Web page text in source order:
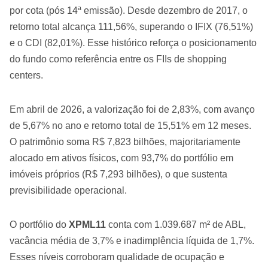
por cota (pós 14ª emissão). Desde dezembro de 2017, o
retorno total alcança 111,56%, superando o IFIX (76,51%)
e o CDI (82,01%). Esse histórico reforça o posicionamento
do fundo como referência entre os FIIs de shopping
centers.
Em abril de 2026, a valorização foi de 2,83%, com avanço
de 5,67% no ano e retorno total de 15,51% em 12 meses.
O patrimônio soma R$ 7,823 bilhões, majoritariamente
alocado em ativos físicos, com 93,7% do portfólio em
imóveis próprios (R$ 7,293 bilhões), o que sustenta
previsibilidade operacional.
O portfólio do XPML11 conta com 1.039.687 m² de ABL,
vacância média de 3,7% e inadimplência líquida de 1,7%.
Esses níveis corroboram qualidade de ocupação e